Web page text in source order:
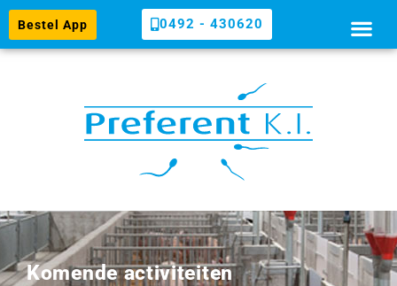
Bestel App 0492 - 430620
Komende activiteiten